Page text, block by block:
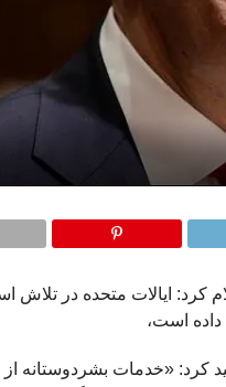
کرد: «خدمات بشردوستانه